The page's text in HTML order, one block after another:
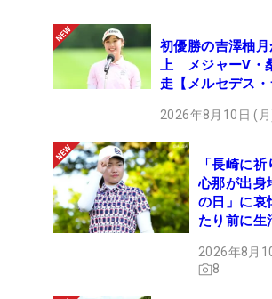
初優勝の吉澤柚
上 メジャーV・
走【メルセデス・
2026年8月10日 (
「長崎に
心那が出身
の日」に哀
たり前に生
2026年8月
8